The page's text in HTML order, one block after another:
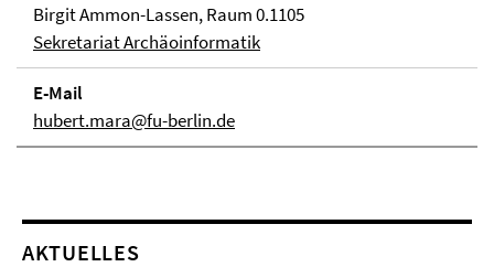
Birgit Ammon-Lassen, Raum 0.1105
Sekretariat Archäoinformatik
E-Mail
hubert.mara@fu-berlin.de
AKTUELLES